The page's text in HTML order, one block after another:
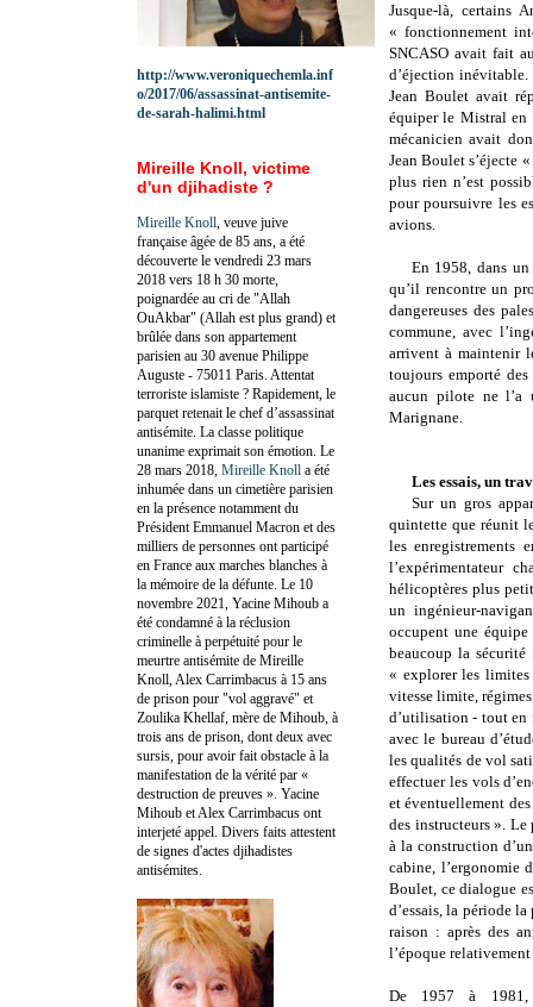
Jusque-là, certains
« fonctionnement
SNCASO avait fait
d’éjection
Jean Boulet avait
équiper le Mistral en
mécanicien avait
Jean Boulet s’éjecte
plus rien n’est
pour poursuivre les
avions.
En 1958, dans un
qu’il rencontre un
dangereuses des
commune, avec
arrivent à maintenir
toujours emporté
aucun pilote ne l’a
Marignane.
Les essais, un
Sur un gros
quintette que réunit
les enregistrements
l’expérimentateur
hélicoptères plus
un ingénieur-
occupent une
beaucoup la
« explorer les limites
vitesse limite,
d’utilisation - tout en
avec le bureau
les qualités de vol
effectuer les vols
et éventuellement
des instructeurs ». Le
à la construction
cabine, l’ergonomie
Boulet, ce dialogue
d’essais, la période
raison : après des
l’époque
De 1957 à 1981,
http://www.veroniquechemla.inf
o/2017/06/assassinat-antisemite-
de-sarah-halimi.html
Mireille Knoll, victime
d'un djihadiste ?
Mireille Knoll , veuve juive
française âgée de 85 ans, a été
découverte le vendredi 23 mars
2018 vers 18 h 30 morte,
poignardée au cri de "Allah
OuAkbar" (Allah est plus grand) et
brûlée dans son appartement
parisien au 30 avenue Philippe
Auguste - 75011 Paris. Attentat
terroriste islamiste ? Rapidement, le
parquet retenait le chef d’assassinat
antisémite. La classe politique
unanime exprimait son émotion. Le
28 mars 2018, Mireille Knoll a été
inhumée dans un cimetière parisien
en la présence notamment du
Président Emmanuel Macron et des
milliers de personnes ont participé
en France aux marches blanches à
la mémoire de la défunte. Le 10
novembre 2021, Yacine Mihoub a
été condamné à la réclusion
criminelle à perpétuité pour le
meurtre antisémite de Mireille
Knoll, Alex Carrimbacus à 15 ans
de prison pour "vol aggravé" et
Zoulika Khellaf, mère de Mihoub, à
trois ans de prison, dont deux avec
sursis, pour avoir fait obstacle à la
manifestation de la vérité par «
destruction de preuves ». Yacine
Mihoub et Alex Carrimbacus ont
interjeté appel. Divers faits attestent
de signes d'actes djihadistes
antisémites.